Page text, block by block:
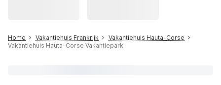
Home Vakantiehuis Frankrijk
Vakantiehuis Hauta-Corse
Vakantiehuis Hauta-Corse Vakantiepark